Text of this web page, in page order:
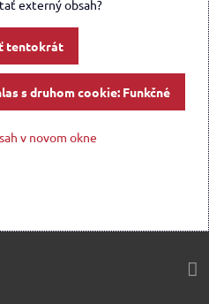
externý obsah?
tentokrát
s druhom cookie: Funkčné
v novom okne